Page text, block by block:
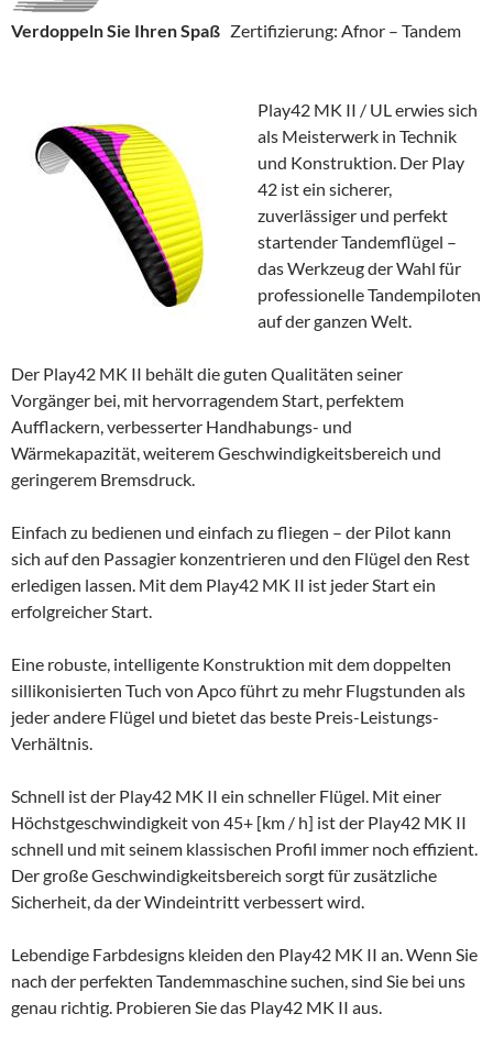
Verdoppeln Sie Ihren Spaß Zertifizierung: Afnor – Tandem
Play42 MK II / UL erwies sich
als Meisterwerk in Technik
und Konstruktion. Der Play
42 ist ein sicherer,
zuverlässiger und perfekt
startender Tandemflügel –
das Werkzeug der Wahl für
professionelle Tandempiloten
auf der ganzen Welt.
Der Play42 MK II behält die guten Qualitäten seiner
Vorgänger bei, mit hervorragendem Start, perfektem
Aufflackern, verbesserter Handhabungs- und
Wärmekapazität, weiterem Geschwindigkeitsbereich und
geringerem Bremsdruck.
Einfach zu bedienen und einfach zu fliegen – der Pilot kann
sich auf den Passagier konzentrieren und den Flügel den Rest
erledigen lassen. Mit dem Play42 MK II ist jeder Start ein
erfolgreicher Start.
Eine robuste, intelligente Konstruktion mit dem doppelten
sillikonisierten Tuch von Apco führt zu mehr Flugstunden als
jeder andere Flügel und bietet das beste Preis-Leistungs-
Verhältnis.
Schnell ist der Play42 MK II ein schneller Flügel. Mit einer
Höchstgeschwindigkeit von 45+ [km / h] ist der Play42 MK II
schnell und mit seinem klassischen Profil immer noch effizient.
Der große Geschwindigkeitsbereich sorgt für zusätzliche
Sicherheit, da der Windeintritt verbessert wird.
Lebendige Farbdesigns kleiden den Play42 MK II an. Wenn Sie
nach der perfekten Tandemmaschine suchen, sind Sie bei uns
genau richtig. Probieren Sie das Play42 MK II aus.